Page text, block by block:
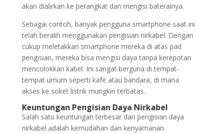
akan dialirkan ke perangkat dan mengisi baterainya.
Sebagai contoh, banyak pengguna smartphone saat ini
telah beralih menggunakan pengisian nirkabel. Dengan
cukup meletakkan smartphone mereka di atas pad
pengisian, mereka bisa mengisi daya tanpa kerepotan
mencolokkan kabel. Ini sangat berguna di tempat-
tempat umum seperti kafe atau bandara, di mana
akses ke soket listrik mungkin terbatas.
Keuntungan Pengisian Daya Nirkabel
Salah satu keuntungan terbesar dari pengisian daya
nirkabel adalah kemudahan dan kenyamanan.